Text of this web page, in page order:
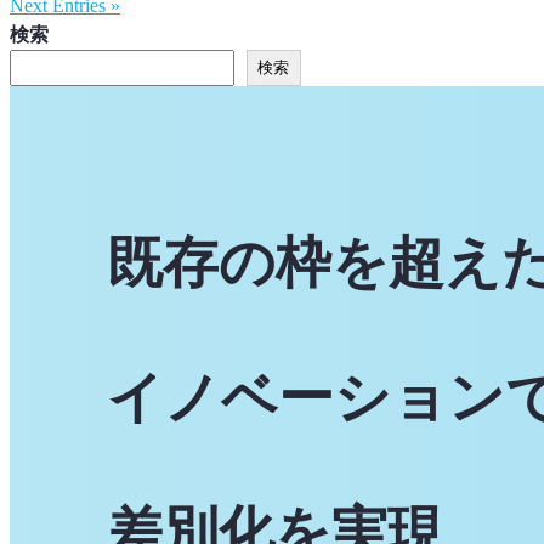
Next Entries »
検索
検索
既存の枠を超え
イノベーション